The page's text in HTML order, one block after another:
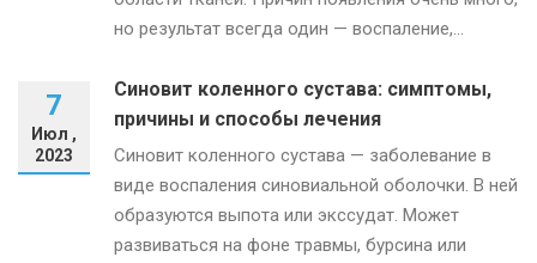
но результат всегда один — воспаление,...
7
Июл ,
2023
Синовит коленного сустава: симптомы,
причины и способы лечения
Синовит коленного сустава — заболевание в
виде воспаления синовиальной оболочки. В ней
образуются выпота или экссудат. Может
развиваться на фоне травмы, бурсина или